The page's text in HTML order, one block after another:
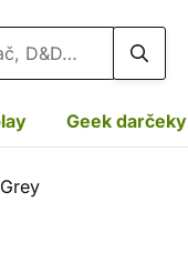
Geek darčeky